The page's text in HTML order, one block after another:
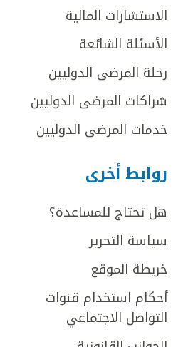
الاستشارات المالية
الأسئلة الشائعة
رحلة المرضى الدوليين
شراكات المرضى الدوليين
خدمات المرضى الدوليين
روابط أخرى
هل تحتاج للمساعدة؟
سياسة التحرير
خريطة الموقع
أحكام استخدام قنوات
التواصل الاجتماعي